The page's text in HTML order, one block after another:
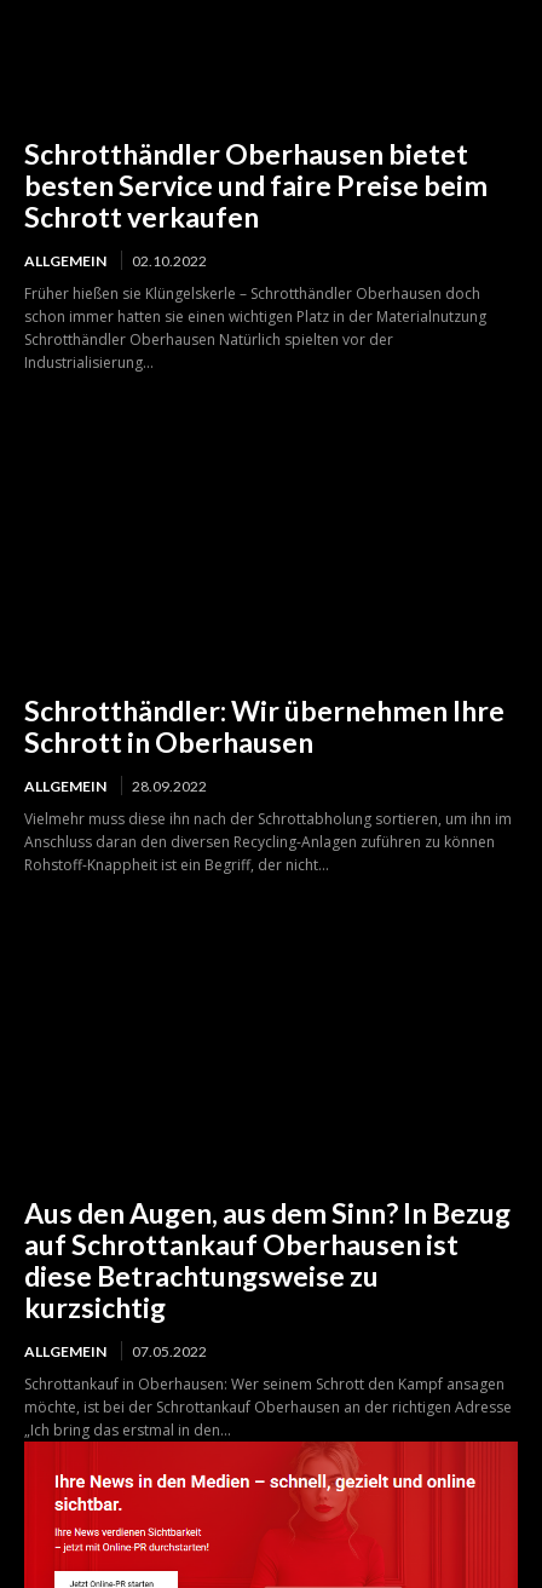
Schrotthändler Oberhausen bietet
besten Service und faire Preise beim
Schrott verkaufen
ALLGEMEIN 02.10.2022
Früher hießen sie Klüngelskerle – Schrotthändler Oberhausen doch
schon immer hatten sie einen wichtigen Platz in der Materialnutzung
Schrotthändler Oberhausen Natürlich spielten vor der
Industrialisierung...
Schrotthändler: Wir übernehmen Ihre
Schrott in Oberhausen
ALLGEMEIN 28.09.2022
Vielmehr muss diese ihn nach der Schrottabholung sortieren, um ihn im
Anschluss daran den diversen Recycling-Anlagen zuführen zu können
Rohstoff-Knappheit ist ein Begriff, der nicht...
Aus den Augen, aus dem Sinn? In Bezug
auf Schrottankauf Oberhausen ist
diese Betrachtungsweise zu
kurzsichtig
ALLGEMEIN 07.05.2022
Schrottankauf in Oberhausen: Wer seinem Schrott den Kampf ansagen
möchte, ist bei der Schrottankauf Oberhausen an der richtigen Adresse
„Ich bring das erstmal in den...